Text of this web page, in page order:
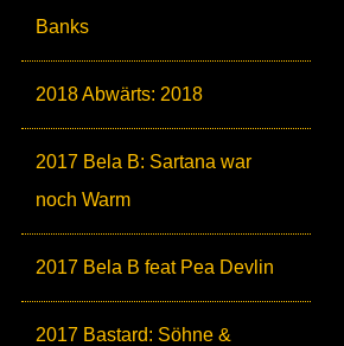
Banks
2018 Abwärts: 2018
2017 Bela B: Sartana war
noch Warm
2017 Bela B feat Pea Devlin
2017 Bastard: Söhne &